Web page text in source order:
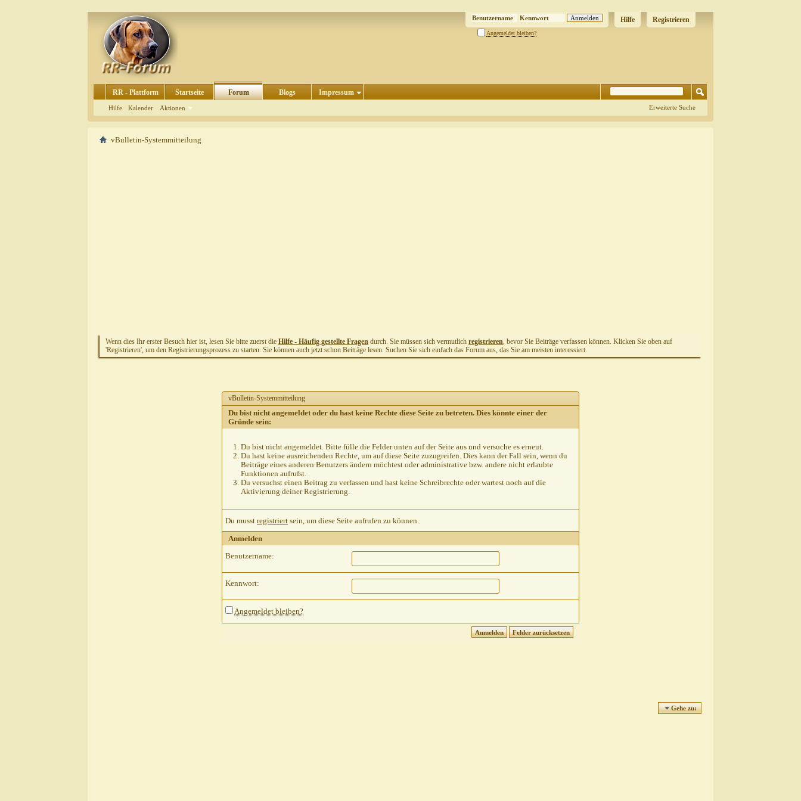
Registrieren
Hilfe
Angemeldet bleiben?
RR - Plattform Startseite Forum
Hilfe Kalender Aktionen
Blogs Impressum
Erweiterte Suche
vBulletin-Systemmitteilung
Wenn dies Ihr erster Besuch hier ist, lesen Sie bitte zuerst die Hilfe - Häufig gestellte Fragen durch. Sie müssen sich vermutlich registrieren, bevor Sie Beiträge verfassen können. Klicken Sie oben auf
'Registrieren', um den Registrierungsprozess zu starten. Sie können auch jetzt schon Beiträge lesen. Suchen Sie sich einfach das Forum aus, das Sie am meisten interessiert.
vBulletin-Systemmitteilung
Du bist nicht angemeldet oder du hast keine Rechte diese Seite zu betreten. Dies könnte einer der
Gründe sein:
Du bist nicht angemeldet. Bitte fülle die Felder unten auf der Seite aus und versuche es erneut.
Du hast keine ausreichenden Rechte, um auf diese Seite zuzugreifen. Dies kann der Fall sein, wenn du
Beiträge eines anderen Benutzers ändern möchtest oder administrative bzw. andere nicht erlaubte
Funktionen aufrufst.
Du versuchst einen Beitrag zu verfassen und hast keine Schreibrechte oder wartest noch auf die
Aktivierung deiner Registrierung.
Du musst registriert sein, um diese Seite aufrufen zu können.
Anmelden
Benutzername:
Kennwort:
Angemeldet bleiben?
Gehe zu: